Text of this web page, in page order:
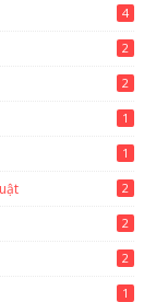
4
2
2
1
1
2
2
2
1